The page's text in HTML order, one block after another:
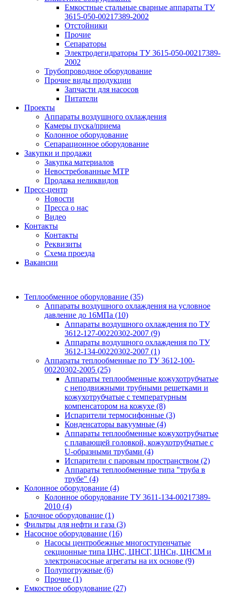
Емкостные стальные сварные аппараты ТУ
3615-050-00217389-2002
Отстойники
Прочие
Сепараторы
Электродегидраторы ТУ 3615-050-00217389-
2002
Трубопроводное оборудование
Прочие виды продукции
Запчасти для насосов
Питатели
Проекты
Аппараты воздушного охлаждения
Камеры пуска/приема
Колонное оборудование
Сепарационное оборудование
Закупки и продажи
Закупка материалов
Невостребованные МТР
Продажа неликвидов
Пресс-центр
Новости
Пресса о нас
Видео
Контакты
Контакты
Реквизиты
Схема проезда
Вакансии
Теплообменное оборудование (35)
Аппараты воздушного охлаждения на условное
давление до 16МПа (10)
Аппараты воздушного охлаждения по ТУ
3612-127-00220302-2007 (9)
Аппараты воздушного охлаждения по ТУ
3612-134-00220302-2007 (1)
Аппараты теплообменные по ТУ 3612-100-
00220302-2005 (25)
Аппараты теплообменные кожухотрубчатые
с неподвижными трубными решетками и
кожухотрубчатые с температурным
компенсатором на кожухе (8)
Испарители термосифонные (3)
Конденсаторы вакуумные (4)
Аппараты теплообменные кожухотрубчатые
с плавающей головкой, кожухотрубчатые с
U-образными трубами (4)
Испарители с паровым пространством (2)
Аппараты теплообменные типа "труба в
трубе" (4)
Колонное оборудование (4)
Колонное оборудование ТУ 3611-134-00217389-
2010 (4)
Блочное оборудование (1)
Фильтры для нефти и газа (3)
Насосное оборудование (16)
Насосы центробежные многоступенчатые
секционные типа ЦНС, ЦНСГ, ЦНСн, ЦНСМ и
электронасосные агрегаты на их основе (9)
Полупогружные (6)
Прочие (1)
Емкостное оборудование (27)